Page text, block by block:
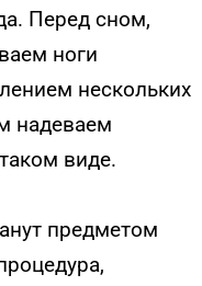
Перед сном,
ноги
нескольких
надеваем
виде.
предметом